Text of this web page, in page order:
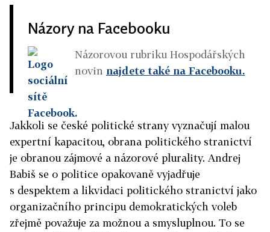
Názory na Facebooku
Názorovou rubriku Hospodářských
novin najdete také na Facebooku.
Jakkoli se české politické strany vyznačují malou
expertní kapacitou, obrana politického stranictví
je obranou zájmové a názorové plurality. Andrej
Babiš se o politice opakovaně vyjadřuje
s despektem a likvidaci politického stranictví jako
organizačního principu demokratických voleb
zřejmě považuje za možnou a smysluplnou. To se